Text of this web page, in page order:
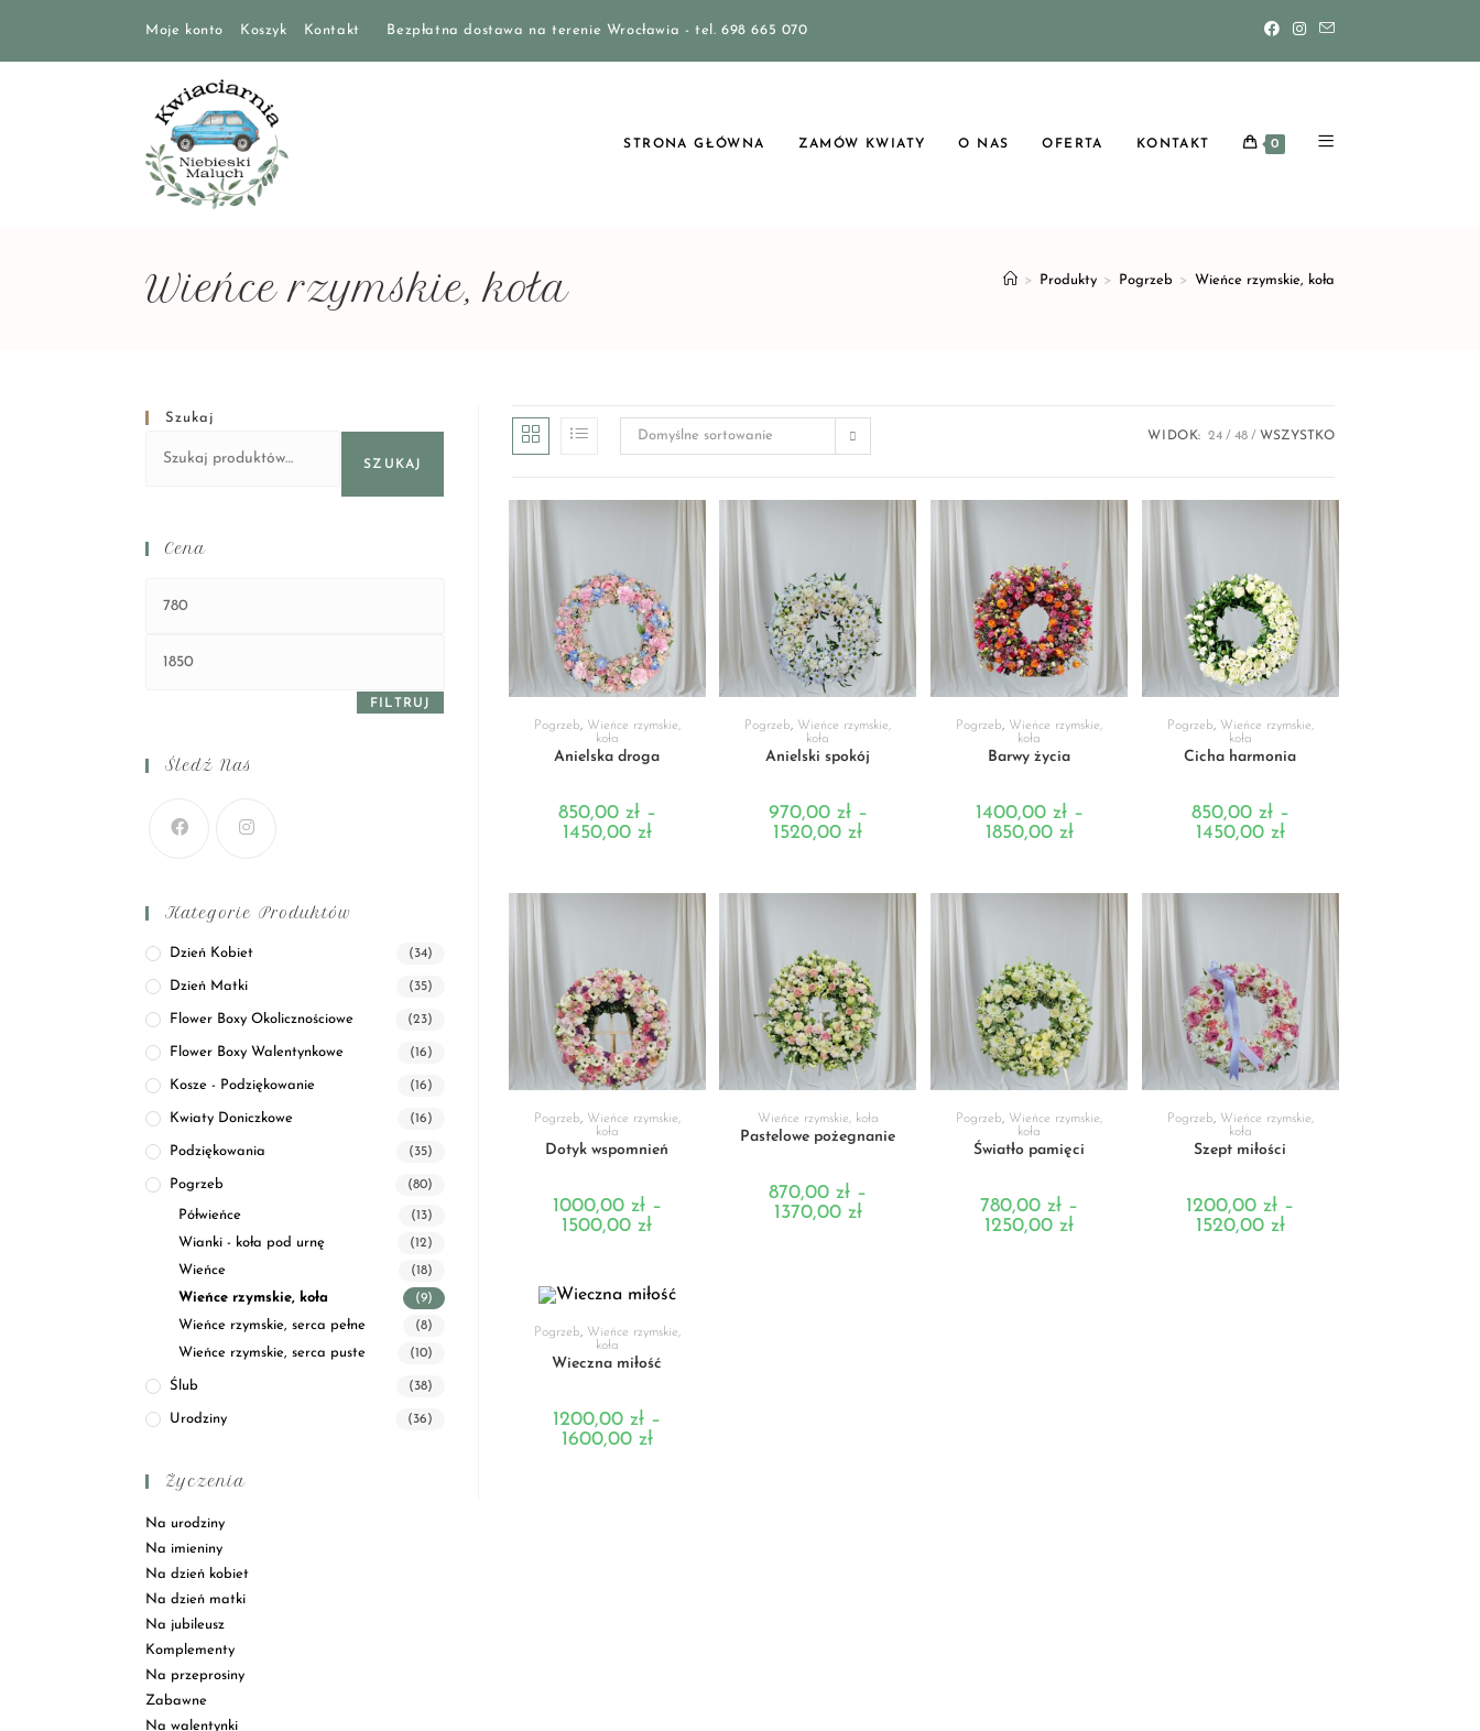
Moje konto Koszyk Kontakt Bezpłatna dostawa na terenie Wrocławia - tel. 698 665 070
STRONA GŁÓWNA ZAMÓW KWIATY O NAS OFERTA KONTAKT 0
Wieńce rzymskie, koła > Produkty > Pogrzeb > Wieńce rzymskie, koła
Domyślne sortowanie WIDOK: 24 48 WSZYSTKO
WYBIERZ OPCJE
Pogrzeb, Wieńce rzymskie,
koła
Anielska droga
850,00 zł –
1450,00 zł
WYBIERZ OPCJE
Pogrzeb, Wieńce rzymskie,
koła
Anielski spokój
970,00 zł –
1520,00zł
WYBIERZ OPCJE
Pogrzeb, Wieńce rzymskie,
koła
Barwy życia
1400,00 zł –
1850,00 zł
WYBIERZ OPCJE
Pogrzeb, Wieńce rzymskie,
koła
Cicha harmonia
850,00 zł –
1450,00 zł
WYBIERZ OPCJE
Pogrzeb, Wieńce rzymskie,
koła
Dotyk wspomnień
1000,00 zł –
1500,00zł
WYBIERZ OPCJE
Wieńce rzymskie, koła
Pastelowe pożegnanie
870,00zł –
1370,00 zł
WYBIERZ OPCJE
Pogrzeb, Wieńce rzymskie,
koła
Światło pamięci
780,00 zł –
1250,00 zł
WYBIERZ OPCJE
Pogrzeb, Wieńce rzymskie,
koła
Szept miłości
1200,00zł –
1520,00 zł
WYBIERZ OPCJE
Pogrzeb, Wieńce rzymskie,
koła
Wieczna miłość
1200,00zł –
1600,00 zł
Szukaj
SZUKAJ
Cena
FILTRUJ
Śledź Nas
Kategorie Produktów
Dzień Kobiet (34)
Dzień Matki (35)
Flower Boxy Okolicznościowe (23)
Flower Boxy Walentynkowe (16)
Kosze - Podziękowanie (16)
Kwiaty Doniczkowe (16)
Podziękowania (35)
Pogrzeb (80)
Półwieńce (13)
Wianki - koła pod urnę (12)
Wieńce (18)
Wieńce rzymskie, koła (9)
Wieńce rzymskie, serca pełne (8)
Wieńce rzymskie, serca puste (10)
Ślub (38)
Urodziny (36)
Życzenia
Na urodziny
Na imieniny
Na dzień kobiet
Na dzień matki
Na jubileusz
Komplementy
Na przeprosiny
Zabawne
Na walentynki